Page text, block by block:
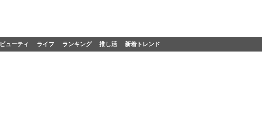
ビューティ ライフ ランキング 推し活 新着トレンド